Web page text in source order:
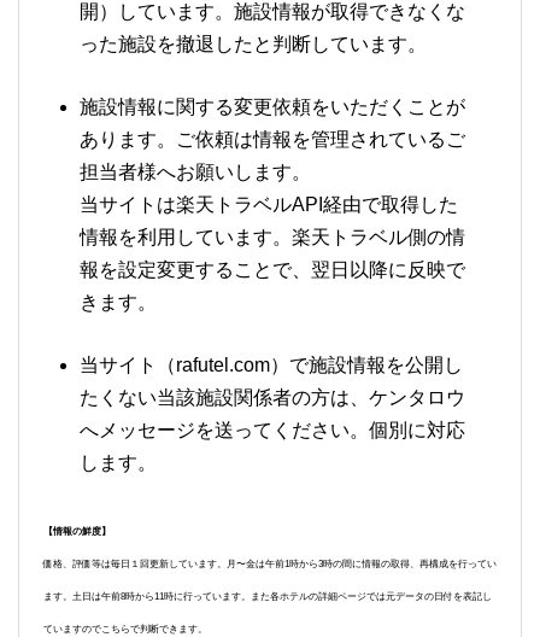
開）しています。施設情報が取得できなくな
った施設を撤退したと判断しています。
施設情報に関する変更依頼をいただくことが
あります。ご依頼は情報を管理されているご
担当者様へお願いします。
当サイトは楽天トラベルAPI経由で取得した
情報を利用しています。楽天トラベル側の情
報を設定変更することで、翌日以降に反映で
きます。
当サイト（rafutel.com）で施設情報を公開し
たくない当該施設関係者の方は、ケンタロウ
へメッセージを送ってください。個別に対応
します。
【情報の鮮度】
価格、評価等は毎日１回更新しています。月〜金は午前1時から3時の間に情報の取得、再構成を行ってい
ます。土日は午前8時から11時に行っています。また各ホテルの詳細ページでは元データの日付を表記し
ていますのでこちらで判断できます。